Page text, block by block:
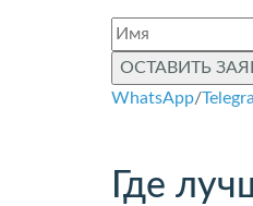
ОСТАВИТЬ
WhatsApp/
Где